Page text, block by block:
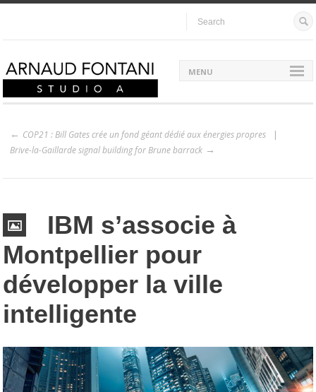
MENU
COP21 : Bill Gates crée un fond géant dédié aux énergies propres
Brive-la-Gaillarde signal building for Brune barrack
IBM s’associe à
Montpellier pour
développer la ville
intelligente